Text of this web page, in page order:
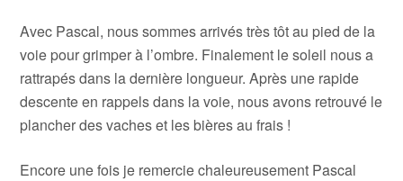
Avec Pascal, nous sommes arrivés très tôt au pied de la
voie pour grimper à l’ombre. Finalement le soleil nous a
rattrapés dans la dernière longueur. Après une rapide
descente en rappels dans la voie, nous avons retrouvé le
plancher des vaches et les bières au frais !
Encore une fois je remercie chaleureusement Pascal